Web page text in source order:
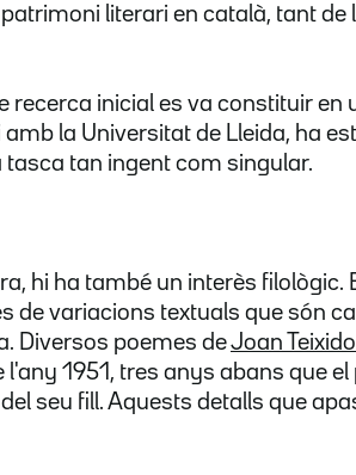
literari en català, tant de
recerca inicial es va constituir en
la Universitat de Lleida, ha
tan ingent com singular.
hi ha també un interès filològic.
de variacions textuals que són
Diversos poemes deJoan
1951, tres anys abans que el
seu fill. Aquests detalls que